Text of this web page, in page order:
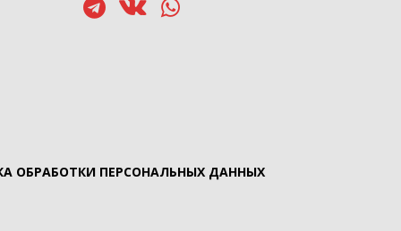
ОБРАБОТКИ ПЕРСОНАЛЬНЫХ ДАННЫХ